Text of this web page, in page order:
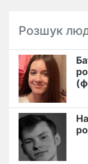
Розшук